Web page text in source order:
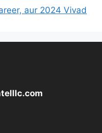
aur 2024 Vivad